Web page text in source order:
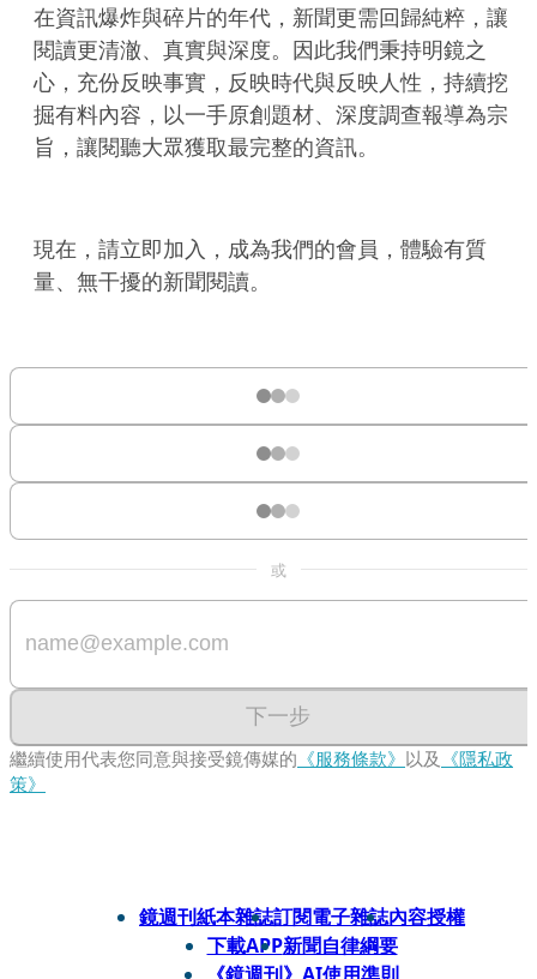
在資訊爆炸與碎片的年代，新聞更需回歸純粹，讓
閱讀更清澈、真實與深度。因此我們秉持明鏡之
心，充份反映事實，反映時代與反映人性，持續挖
掘有料內容，以一手原創題材、深度調查報導為宗
旨，讓閱聽大眾獲取最完整的資訊。
現在，請立即加入，成為我們的會員，體驗有質
量、無干擾的新聞閱讀。
或
下一步
繼續使用代表您同意與接受鏡傳媒的 《服務條款》 以及 《隱私政
策》
鏡週刊紙本雜誌訂閱電子雜誌內容授權
下載APP新聞自律綱要